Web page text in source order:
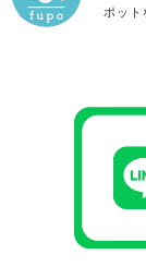
ポット